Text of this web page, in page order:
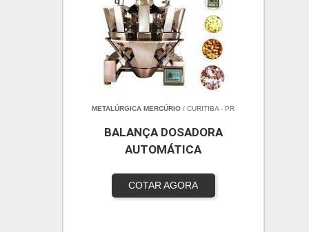
METALÚRGICA MERCÚRIO / CURITIBA - PR
BALANÇA DOSADORA
AUTOMÁTICA
COTAR AGORA